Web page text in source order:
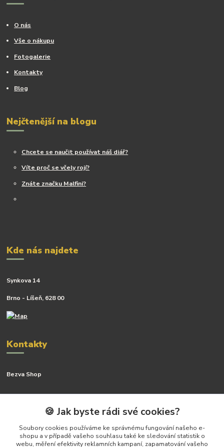
O nás
Vše o nákupu
Fotogalerie
Kontakty
Blog
Nejčtenější na blogu
Chcete se naučit používat náš diář?
Víte proč se včely rojí?
Znáte značku Malfini?
Kde nás najdete
Synkova 14
Brno - Líšeň, 628 00
Kontakty
Bezva Shop
+420 799 506 742
(Po-Pá, 8-16 hod.)
katerina@bezva.shop
🍪 Jak byste rádi své cookies?
Soubory cookies používáme ke správnému fungování našeho e-
shopu a v případě vašeho souhlasu také ke sledování statistik o
webu, měření efektivity reklamních kampaní, zapamatování vašeho